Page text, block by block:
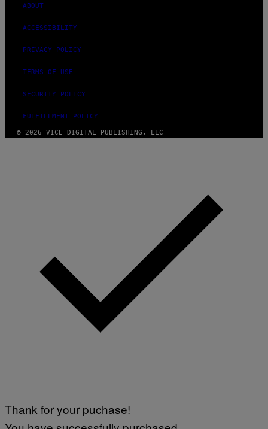
ABOUT
ACCESSIBILITY
PRIVACY POLICY
TERMS OF USE
SECURITY POLICY
FULFILLMENT POLICY
© 2026 VICE DIGITAL PUBLISHING, LLC
Thank for your puchase!